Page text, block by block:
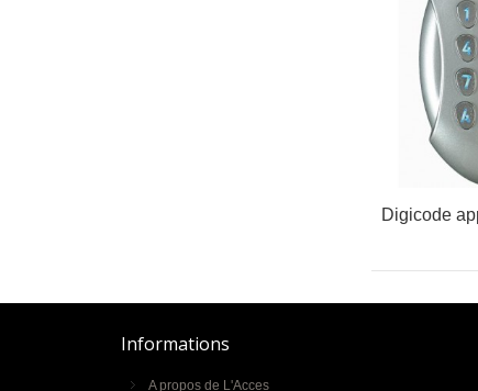
Informations
A propos de L'Acces